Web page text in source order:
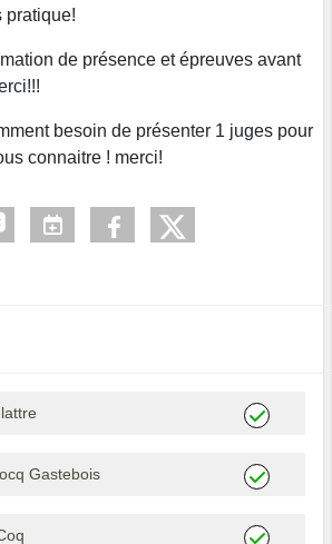
pratique!
de présence et épreuves avant
besoin de présenter 1 juges pour
connaitre ! merci!
Gastebois